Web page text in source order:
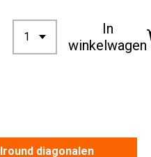
In
winkelwagen
diagonalen